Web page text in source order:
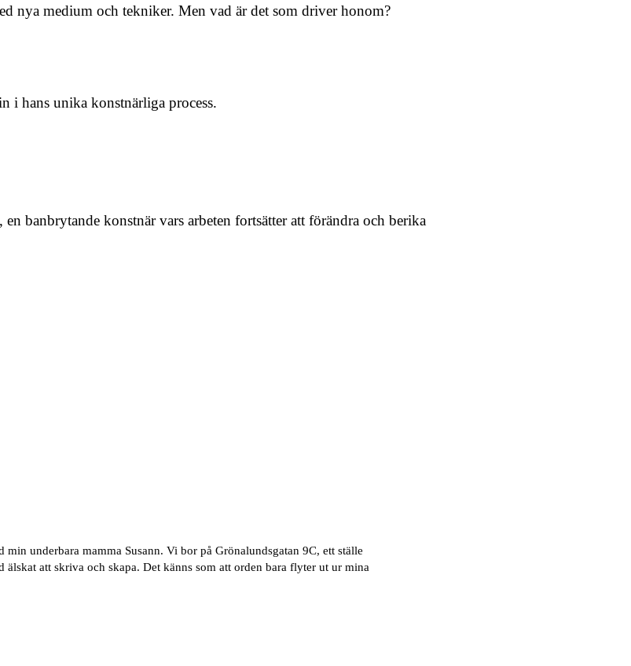
nya medium och tekniker. Men vad är det som driver honom?
i hans unika konstnärliga process.
banbrytande konstnär vars arbeten fortsätter att förändra och berika
underbara mamma Susann. Vi bor på Grönalundsgatan 9C, ett ställe
att skriva och skapa. Det känns som att orden bara flyter ut ur mina